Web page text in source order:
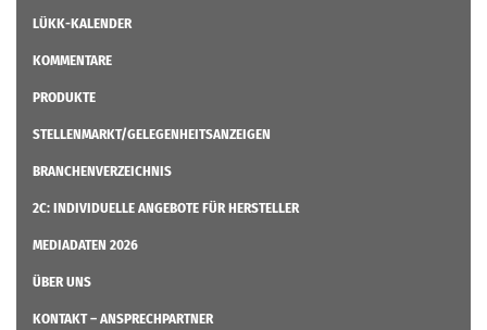
LÜKK-KALENDER
KOMMENTARE
PRODUKTE
STELLENMARKT/GELEGENHEITSANZEIGEN
BRANCHENVERZEICHNIS
2C: INDIVIDUELLE ANGEBOTE FÜR HERSTELLER
MEDIADATEN 2026
ÜBER UNS
KONTAKT – ANSPRECHPARTNER